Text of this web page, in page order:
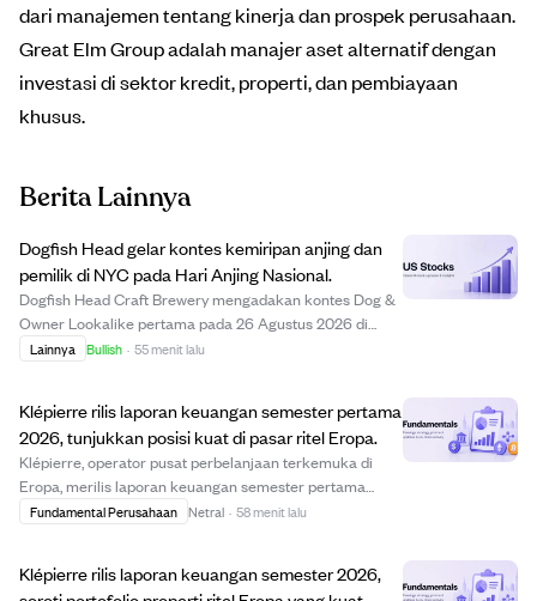
dari manajemen tentang kinerja dan prospek perusahaan.
Great Elm Group adalah manajer aset alternatif dengan
investasi di sektor kredit, properti, dan pembiayaan
khusus.
Berita Lainnya
Dogfish Head gelar kontes kemiripan anjing dan
pemilik di NYC pada Hari Anjing Nasional.
Dogfish Head Craft Brewery mengadakan kontes Dog &
Owner Lookalike pertama pada 26 Agustus 2026 di
Brooklyn, NYC, untuk merayakan Hari Anjing Nasional.
Lainnya Bullish · 55 menit lalu
Klépierre rilis laporan keuangan semester pertama
2026, tunjukkan posisi kuat di pasar ritel Eropa.
Klépierre, operator pusat perbelanjaan terkemuka di
Eropa, merilis laporan keuangan semester pertama
2026 pada 6 Agustus 2026. Laporan ini tersedia di situs
Fundamental Perusahaan Netral · 58 menit lalu
Klépierre rilis laporan keuangan semester 2026,